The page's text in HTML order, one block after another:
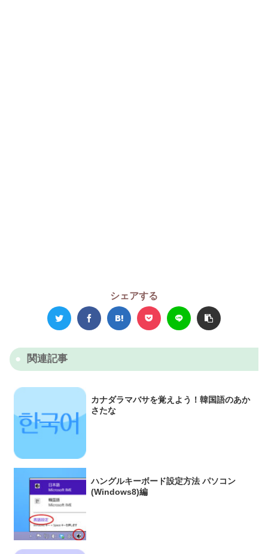
シェアする
関連記事
カナダラマバサを覚えよう！韓国語のあか
さたな
ハングルキーボード設定方法 パソコン
(Windows8)編